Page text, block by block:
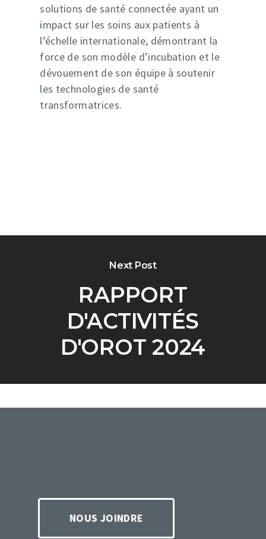
solutions de santé connectée ayant un
impact sur les soins aux patients à
l’échelle internationale, démontrant la
force de son modèle d’incubation et le
dévouement de son équipe à soutenir
les technologies de santé
transformatrices.
Next Post
RAPPORT
D'ACTIVITÉS
D'OROT 2024
NOUS JOINDRE